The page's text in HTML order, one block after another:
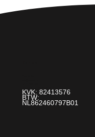
KVK: 82413576
BTW:
NL862460797B01